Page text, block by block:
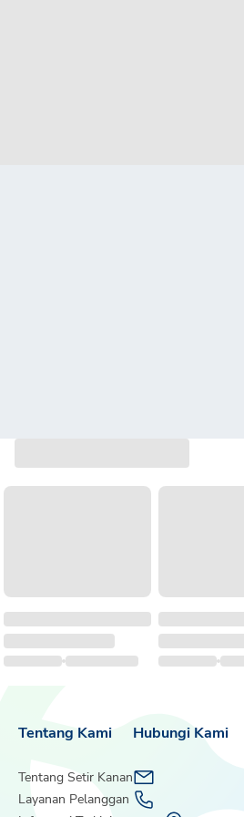
Tentang Kami
Tentang Setir Kanan
Layanan Pelanggan
Hubungi Kami